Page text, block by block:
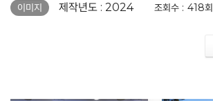
이미지 제작년도 : 2024 조회수 : 418회